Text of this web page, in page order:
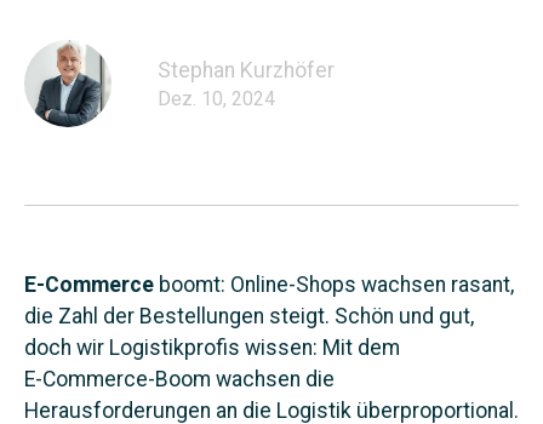
Stephan Kurzhöfer
Dez. 10, 2024
E-Commerce boomt: Online-Shops wachsen rasant,
die Zahl der Bestellungen steigt. Schön und gut,
doch wir Logistikprofis wissen: Mit dem
E‑Commerce-Boom wachsen die
Herausforderungen an die Logistik überproportional.